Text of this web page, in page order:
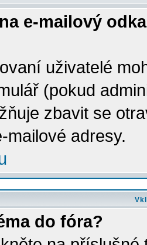
e-mailový
uživatelé
(pokud
zbavit se
mailové adresy.
do fóra?